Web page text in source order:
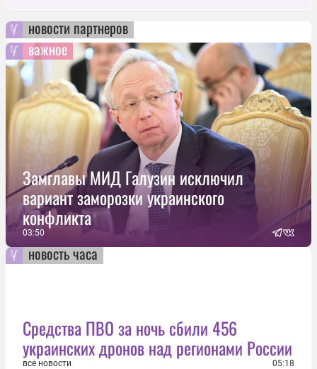
новости партнеров
важное
Замглавы МИД Галузин исключил
вариант заморозки украинского
конфликта
03:50
новость часа
Средства ПВО за ночь сбили 456
украинских дронов над регионами России
все новости 05:18